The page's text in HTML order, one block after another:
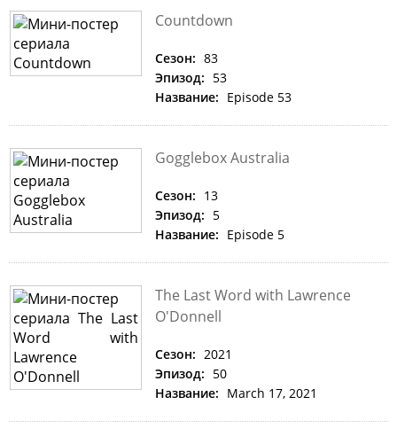
Countdown
Сезон: 83
Эпизод: 53
Название: Episode 53
Gogglebox Australia
Сезон: 13
Эпизод: 5
Название: Episode 5
The Last Word with Lawrence
O'Donnell
Сезон: 2021
Эпизод: 50
Название: March 17, 2021